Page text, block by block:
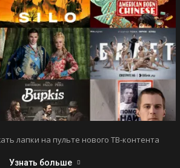
лапки на пульте нового ТВ-контента
Узнать больше